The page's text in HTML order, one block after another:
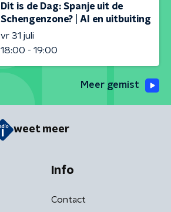
Dit is de Dag: Spanje uit de
Schengenzone? | AI en uitbuiting
vr 31 juli
18:00 - 19:00
Meer gemist
weet meer
Info
Contact